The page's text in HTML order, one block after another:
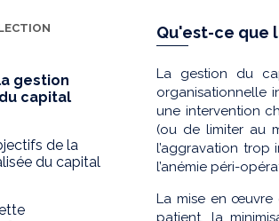
gestion
capital
de la
du capital
Qu'est-ce que
La gestion du
organisationnelle
une intervention
(ou de limiter au
l’aggravation trop
l’anémie péri-
La mise en œuvre
patient, la